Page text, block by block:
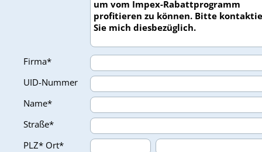
Firma*
UID-Nummer
Name*
Straße*
PLZ* Ort*